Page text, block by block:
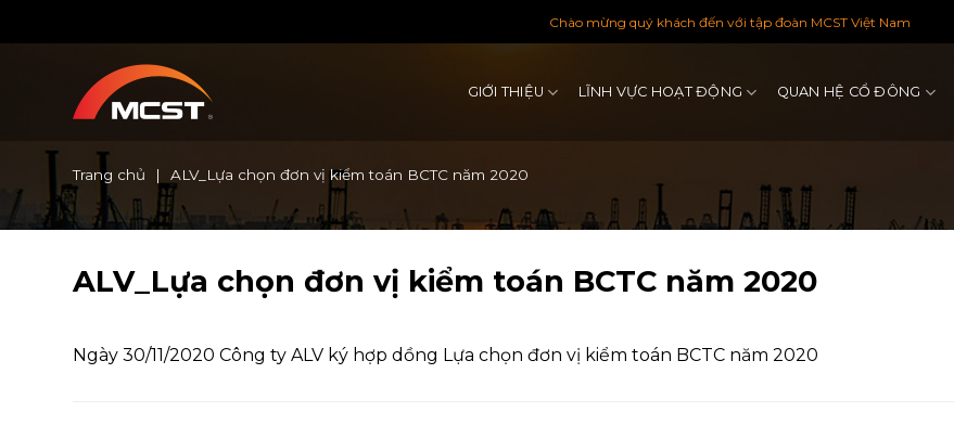
đến
Chào mừng quý khách đến với tập đoàn MCST Việt Nam
GIỚI THIỆU LĨNH VỰC HOẠT ĐỘNG QUAN HỆ CỔ ĐÔNG
Trang chủ | ALV_Lựa chọn đơn vị kiểm toán BCTC năm 2020
ALV_Lựa chọn đơn vị kiểm toán BCTC năm 2020
Ngày 30/11/2020 Công ty ALV ký hợp dồng Lựa chọn đơn vị kiểm toán BCTC năm 2020